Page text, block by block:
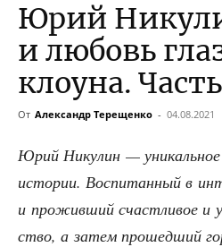
Юрий
и любовь
клоуна.
От Александр Терещенко - 04.08.2021
Юрий Нику­лин — уни­каль­ное
исто­рии. Вос­пи­тан­ный в
и про­жив­ший счаст­ли­вое и
ство, а затем про­шед­ший